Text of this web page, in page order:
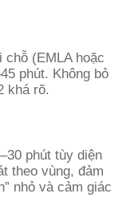
(EMLA hoặc
phút. Không bỏ
khá rõ.
phút tùy diện
theo vùng, đảm
nhỏ và cảm giác